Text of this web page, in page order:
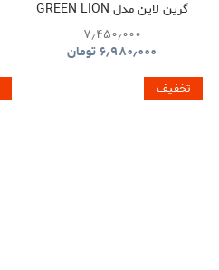
گرین لاین مدل GREEN LION
GNLEZ20KPBBK
۷٫۴۵۰٫۰۰۰
۶٫۹۸۰٫۰۰۰تومان
تخفیف